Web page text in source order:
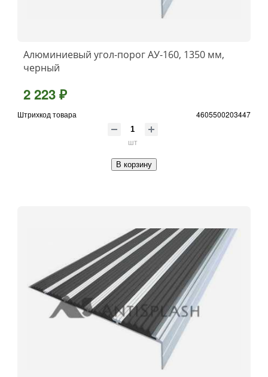
Алюминиевый угол-порог АУ-160, 1350 мм,
черный
2 223 ₽
Штрихкод товара 4605500203447
шт
В корзину